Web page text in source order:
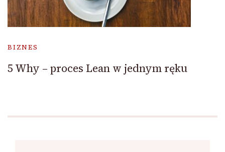
BIZNES
5 Why – proces Lean w jednym ręku